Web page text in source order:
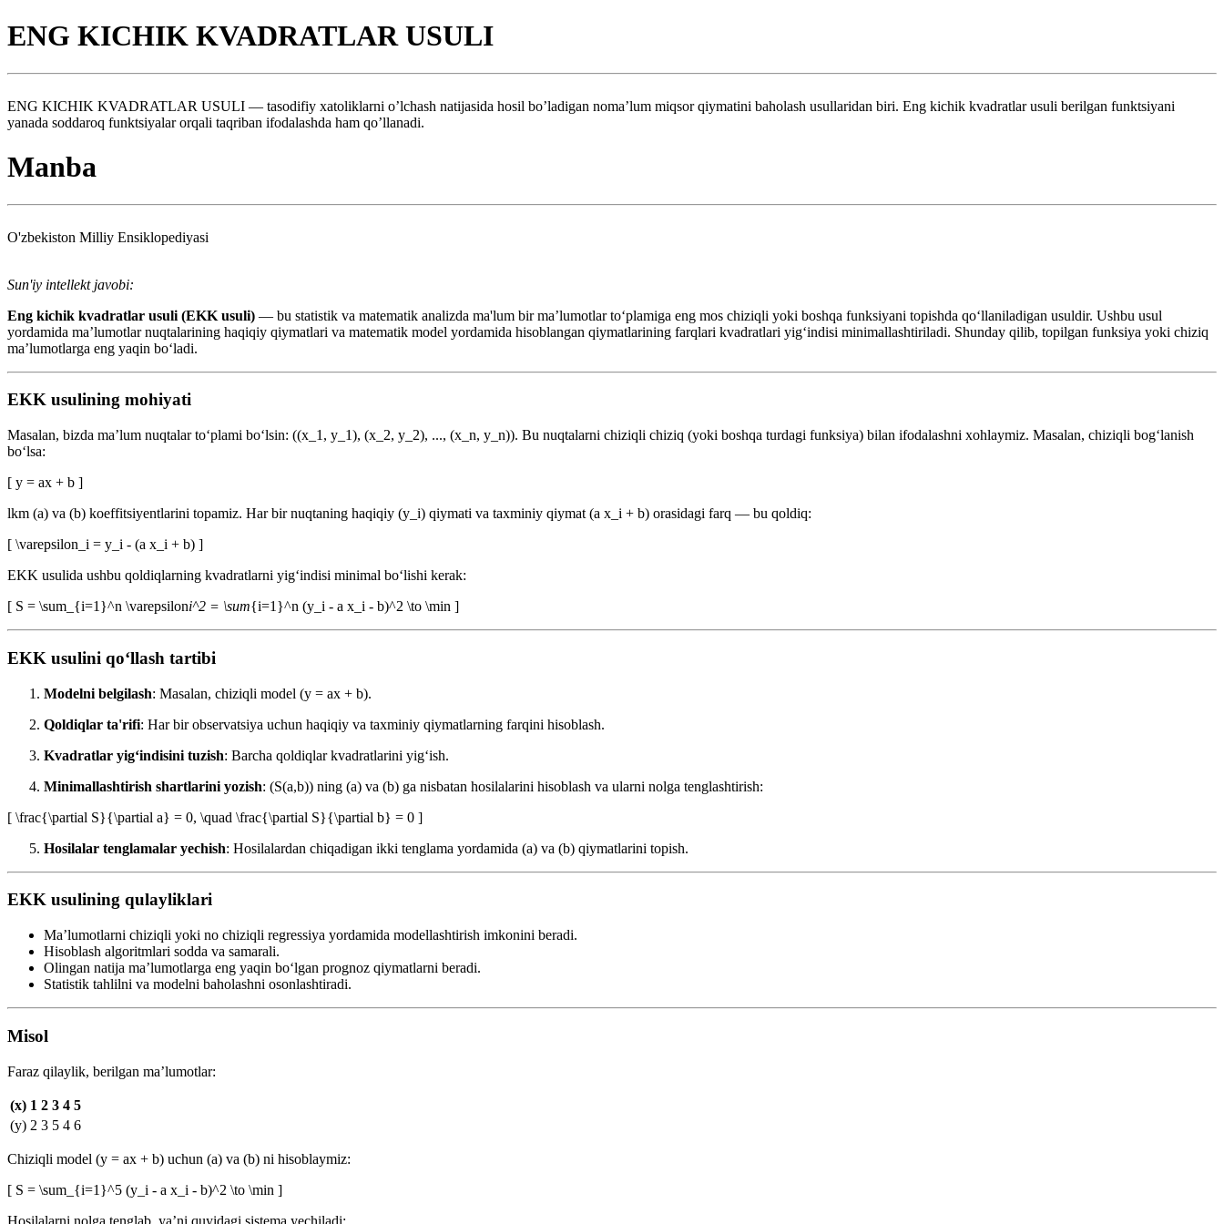
ENG KICHIK KVADRATLAR USULI
ENG KICHIK KVADRATLAR USULI — tasodifiy xatoliklarni o’lchash natijasida hosil bo’ladigan noma’lum miqsor qiymatini baholash usullaridan biri. Eng kichik kvadratlar usuli berilgan funktsiyani
yanada soddaroq funktsiyalar orqali taqriban ifodalashda ham qo’llanadi.
Manba
O'zbekiston Milliy Ensiklopediyasi
Sun'iy intellekt javobi:
Eng kichik kvadratlar usuli (EKK usuli) — bu statistik va matematik analizda ma'lum bir ma’lumotlar to‘plamiga eng mos chiziqli yoki boshqa funksiyani topishda qo‘llaniladigan usuldir. Ushbu usul
yordamida ma’lumotlar nuqtalarining haqiqiy qiymatlari va matematik model yordamida hisoblangan qiymatlarining farqlari kvadratlari yig‘indisi minimallashtiriladi. Shunday qilib, topilgan funksiya yoki chiziq
ma’lumotlarga eng yaqin bo‘ladi.
EKK usulining mohiyati
Masalan, bizda ma’lum nuqtalar to‘plami bo‘lsin: ((x_1, y_1), (x_2, y_2), ..., (x_n, y_n)). Bu nuqtalarni chiziqli chiziq (yoki boshqa turdagi funksiya) bilan ifodalashni xohlaymiz. Masalan, chiziqli bog‘lanish
bo‘lsa:
[ y = ax + b ]
lkm (a) va (b) koeffitsiyentlarini topamiz. Har bir nuqtaning haqiqiy (y_i) qiymati va taxminiy qiymat (a x_i + b) orasidagi farq — bu qoldiq:
[ \varepsilon_i = y_i - (a x_i + b) ]
EKK usulida ushbu qoldiqlarning kvadratlarni yig‘indisi minimal bo‘lishi kerak:
[ S = \sum_{i=1}^n \varepsiloni^2 = \sum{i=1}^n (y_i - a x_i - b)^2 \to \min ]
EKK usulini qo‘llash tartibi
Modelni belgilash: Masalan, chiziqli model (y = ax + b).
Qoldiqlar ta'rifi: Har bir observatsiya uchun haqiqiy va taxminiy qiymatlarning farqini hisoblash.
Kvadratlar yig‘indisini tuzish: Barcha qoldiqlar kvadratlarini yig‘ish.
Minimallashtirish shartlarini yozish: (S(a,b)) ning (a) va (b) ga nisbatan hosilalarini hisoblash va ularni nolga tenglashtirish:
[ \frac{\partial S}{\partial a} = 0, \quad \frac{\partial S}{\partial b} = 0 ]
Hosilalar tenglamalar yechish: Hosilalardan chiqadigan ikki tenglama yordamida (a) va (b) qiymatlarini topish.
EKK usulining qulayliklari
Ma’lumotlarni chiziqli yoki no chiziqli regressiya yordamida modellashtirish imkonini beradi.
Hisoblash algoritmlari sodda va samarali.
Olingan natija ma’lumotlarga eng yaqin bo‘lgan prognoz qiymatlarni beradi.
Statistik tahlilni va modelni baholashni osonlashtiradi.
Misol
Faraz qilaylik, berilgan ma’lumotlar:
(x) 1 2 3 4 5
(y) 2 3 5 4 6
Chiziqli model (y = ax + b) uchun (a) va (b) ni hisoblaymiz:
[ S = \sum_{i=1}^5 (y_i - a x_i - b)^2 \to \min ]
Hosilalarni nolga tenglab, ya’ni quyidagi sistema yechiladi: